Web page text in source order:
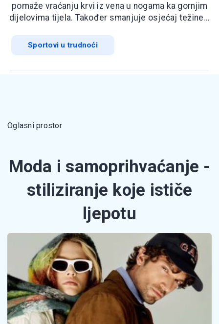
pomaže vraćanju krvi iz vena u nogama ka gornjim
dijelovima tijela. Također smanjuje osjećaj težine...
Sportovi u trudnoći
Oglasni prostor
Moda i samoprihvaćanje -
stiliziranje koje ističe
ljepotu